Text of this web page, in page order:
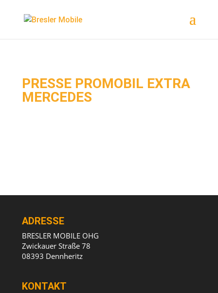
PRESSE PROMOBIL EXTRA
MERCEDES
ADRESSE
BRESLER MOBILE OHG
Zwickauer Straße 78
08393 Dennheritz
KONTAKT